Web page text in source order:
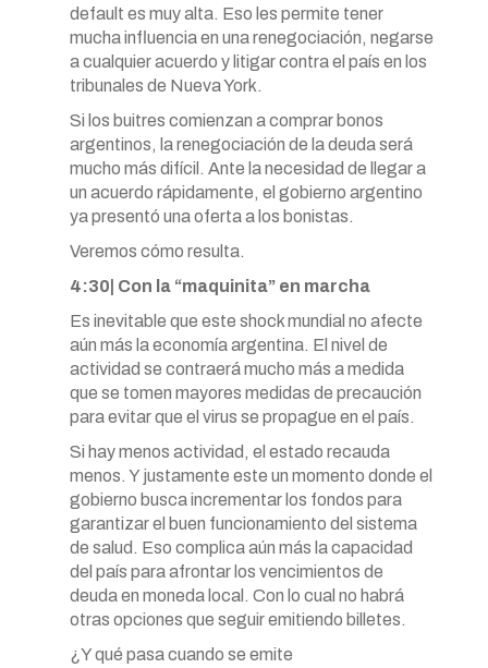
default es muy alta. Eso les permite tener
mucha influencia en una renegociación, negarse
a cualquier acuerdo y litigar contra el país en los
tribunales de Nueva York.
Si los buitres comienzan a comprar bonos
argentinos, la renegociación de la deuda será
mucho más difícil. Ante la necesidad de llegar a
un acuerdo rápidamente, el gobierno argentino
ya presentó una oferta a los bonistas.
Veremos cómo resulta.
4:30| Con la “maquinita” en marcha
Es inevitable que este shock mundial no afecte
aún más la economía argentina. El nivel de
actividad se contraerá mucho más a medida
que se tomen mayores medidas de precaución
para evitar que el virus se propague en el país.
Si hay menos actividad, el estado recauda
menos. Y justamente este un momento donde el
gobierno busca incrementar los fondos para
garantizar el buen funcionamiento del sistema
de salud. Eso complica aún más la capacidad
del país para afrontar los vencimientos de
deuda en moneda local. Con lo cual no habrá
otras opciones que seguir emitiendo billetes.
¿Y qué pasa cuando se emite